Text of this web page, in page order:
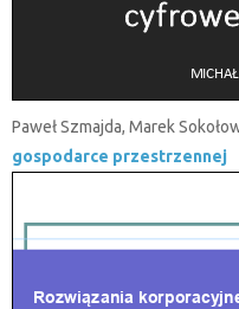
Paweł Szmajda, Marek
gospodarce przestrzennej